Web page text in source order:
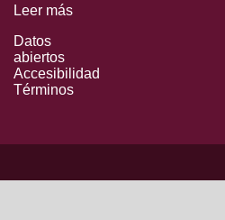
Leer más
Datos
abiertos
Accesibilidad
Términos